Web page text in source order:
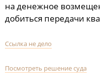
на денежное
добиться передачи
Ссылка не дело
Посмотреть решение суда